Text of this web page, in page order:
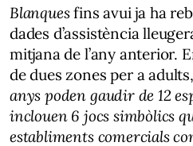
Blanquesfins avui ja ha
dades d’assistència
mitjana de l’any anterior.
de dues zones per a adults,
anys poden gaudir de 12
inclouen 6 jocs simbòlics
establiments comercials